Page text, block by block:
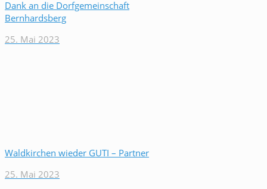
Dank an die Dorfgemeinschaft
Bernhardsberg
25. Mai 2023
Waldkirchen wieder GUTI – Partner
25. Mai 2023